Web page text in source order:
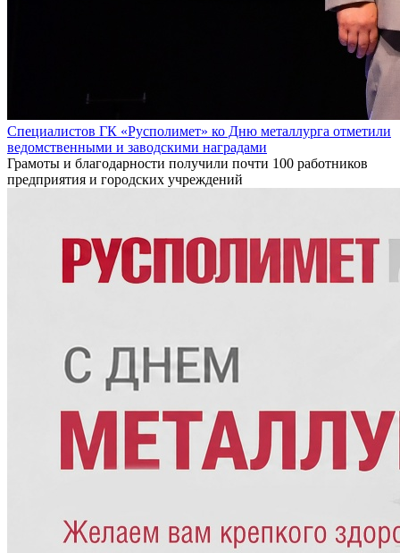
Специалистов ГК «Русполимет» ко Дню металлурга отметили
ведомственными и заводскими наградами
Грамоты и благодарности получили почти 100 работников
предприятия и городских учреждений